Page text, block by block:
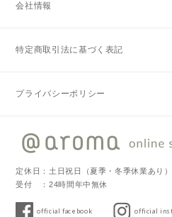
会社情報
特定商取引法に基づく表記
プライバシーポリシー
定休日：土日祝日（夏季・冬季休業あり）
受付 ：24時間年中無休
official facebook official